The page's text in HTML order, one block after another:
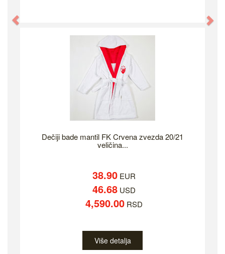
Dečiji bade mantil FK Crvena zvezda 20/21
veličina...
38.90EUR
46.68USD
4,590.00RSD
Više detalja